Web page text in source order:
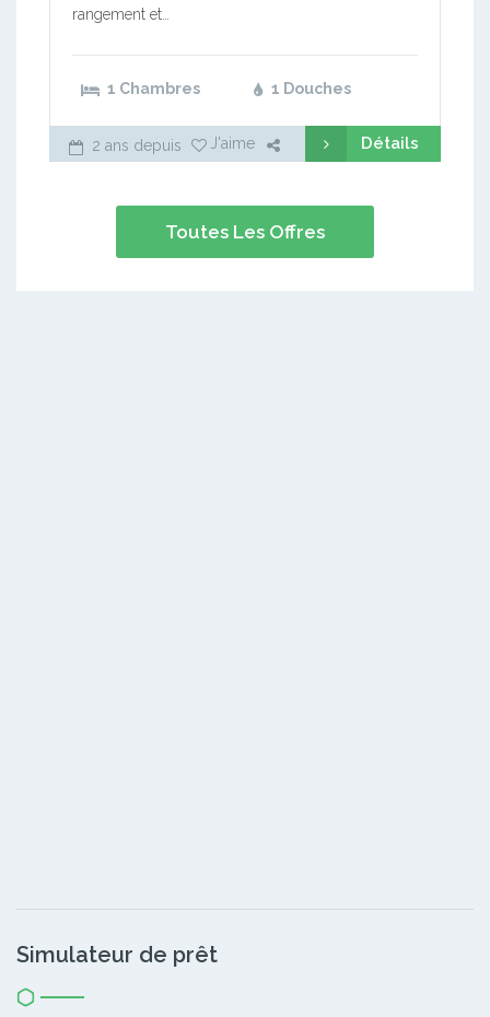
rangement et…
1 Chambres 1 Douches
2 ans depuis J'aime Détails
Toutes Les Offres
Simulateur de prêt